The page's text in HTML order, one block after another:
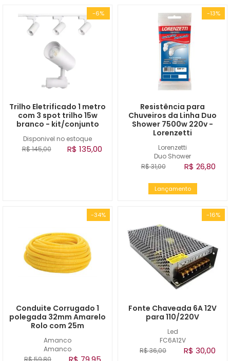
-6%
Disponivel no estoque
Trilho Eletrificado 1 metro
com 3 spot trilho 15w
branco - kit/conjunto
R$ 145,00 R$ 135,00
-13%
Lorenzetti
Duo Shower
Resistência para
Chuveiros da Linha Duo
Shower 7500w 220v -
Lorenzetti
R$ 31,00 R$ 26,80
Lançamento
-34%
Amanco
Amanco
Conduite Corrugado 1
polegada 32mm Amarelo
Rolo com 25m
R$ 59,80
-16%
Led
FC6A12V
Fonte Chaveada 6A 12V
para 110/220V
R$ 36,00 R$ 30,00